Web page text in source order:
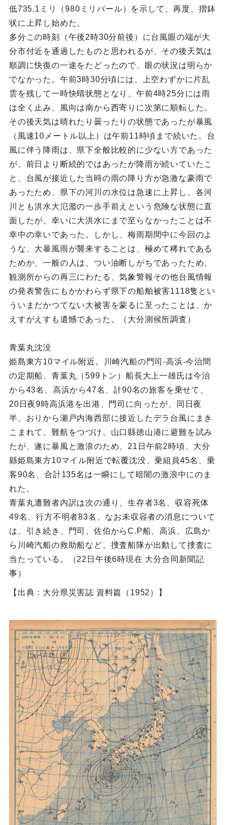
低735.1ミリ（980ミリバール）を示して、再度、摺鉢
状に上昇し始めた。
多分この時刻（午後2時30分前後）に台風眼の端が大
分市付近を通過したものと思われるが、その後天気は
順調に快復の一途をたどったので、眼の状況は明らか
でなかった。午前3時30分頃には、上空わずかに片乱
雲を残して一時快晴状態となり、午前4時25分には雨
は全く止み、風向は南から西寄りに次第に順転した。
その後天気は晴れたり曇ったりの状態であったが暴風
（風速10メートル以上）は午前11時頃まで続いた。台
風に伴う降雨は、県下全般比較的に少ない方であった
が、前日より断続的ではあったが降雨が続いていたこ
と、台風が接近した当時の雨の降り方が急激な豪雨で
あったため、県下の河川の水位は急速に上昇し、各河
川とも洪水大氾濫の一歩手前えという危険な状態に直
面したが、幸いに大洪水にまで至らなかったことは不
幸中の幸いであった。しかし、梅雨期間中に今回のよ
うな、大暴風雨が襲来することは、極めて稀れである
ためか、一般の人は、つい油断しがちであったため、
観測所からの再三にわたる、気象警報その他台風情報
の発表警告にもかかわらず県下の船舶被害1118隻とい
ういまだかつてない大被害を蒙るに至ったことは、か
えすがえすも遺憾であった。（大分測候所調査）
青葉丸沈没
姫島東方10マイル附近。川崎汽船の門司‐高浜‐今治間
の定期船、青葉丸（599トン）船長大上一雄氏は今治
から43名、高浜から47名、計90名の旅客を乗せて、
20日夜9時高浜港を出港、門司に向ったが、同日夜
半、おりから瀬戸内海西部に接近したデラ台風にまき
こまれて、難航をつづけ、山口縣徳山港に避難を試み
たが、遂に暴風と激浪のため、21日午前2時頃、大分
縣姫島東方10マイル附近で転覆沈没、乗組員45名、乗
客90名、合計135名は一瞬にして暗闇の激浪中にのま
れた。
青葉丸遭難者内訳は次の通り、生存者3名、収容死体
49名、行方不明者83名、なお未収容者の消息について
は、引き続き、門司、佐伯からC.P船、高浜、広島か
ら川崎汽船の救助船など、捜査船隊が出動して捜査に
当たっている。（22日午後6時現在 大分合同新聞記
事）
【出典：大分県災害誌 資料篇（1952）】